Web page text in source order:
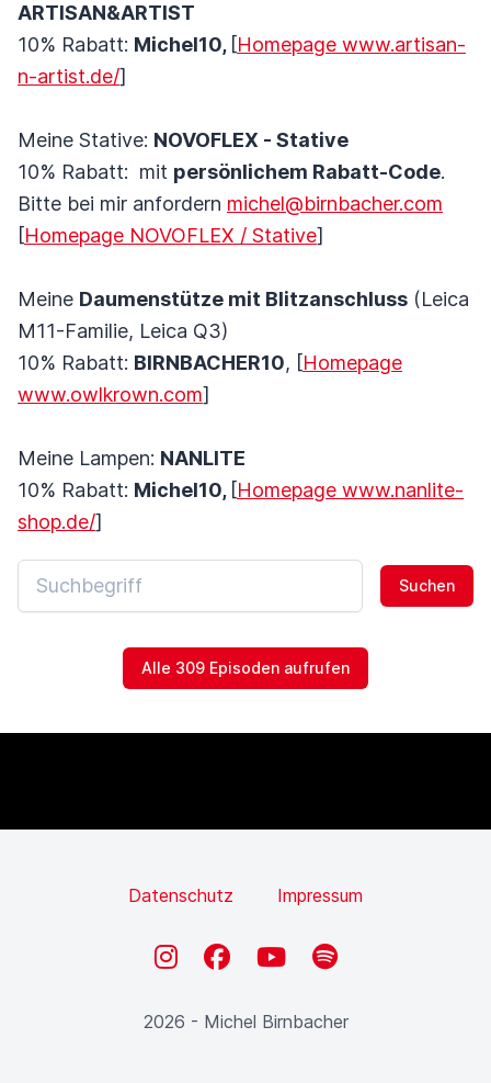
ARTISAN&ARTIST
10% Rabatt: Michel10, [Homepage www.artisan-
n-artist.de/]
Meine Stative: NOVOFLEX - Stative
10% Rabatt: mit persönlichem Rabatt-Code.
Bitte bei mir anfordern michel@birnbacher.com
[Homepage NOVOFLEX / Stative]
Meine Daumenstütze mit Blitzanschluss (Leica
M11-Familie, Leica Q3)
10% Rabatt: BIRNBACHER10, [Homepage
www.owlkrown.com]
Meine Lampen: NANLITE
10% Rabatt: Michel10, [Homepage www.nanlite-
shop.de/]
Suchen
Alle 309 Episoden aufrufen
Datenschutz Impressum
InstagramFacebookYouTubeSpotify
2026 - Michel Birnbacher